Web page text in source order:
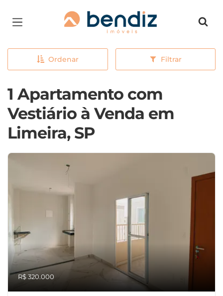
Página inicial
Ordenar Filtrar
1 Apartamento com
Vestiário à Venda em
Limeira, SP
R$ 320.000